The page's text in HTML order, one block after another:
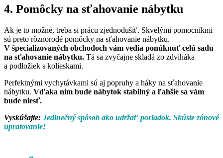
4. Pomôcky na sťahovanie nábytku
Ak je to možné, treba si prácu zjednodušiť. Skvelými pomocníkmi
sú preto rôznorodé pomôcky na sťahovanie nábytku.
V špecializovaných obchodoch vám vedia ponúknuť celú sadu
na sťahovanie nábytku. Tá sa zvyčajne skladá zo zdviháka
a podložiek s kolieskami.
Perfektnými vychytávkami sú aj popruhy a háky na sťahovanie
nábytku. Vďaka nim bude nábytok stabilný a ľahšie sa vám
bude niesť.
Vyskúšajte: Jedinečný spôsob ako udržať poriadok. Skúste zónové
upratovanie!